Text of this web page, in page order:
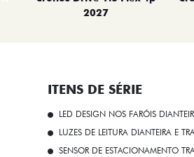
2027
ITENS DE SÉRIE
LED DESIGN NOS FARÓIS
LUZES DE LEITURA DIANTEIRA E
SENSOR DE ESTACIONAMENTO